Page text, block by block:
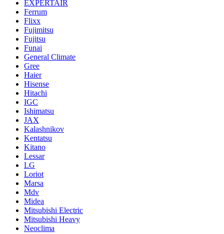
EXPERTAIR
Ferrum
Flixx
Fujimitsu
Fujitsu
Funai
General Climate
Gree
Haier
Hisense
Hitachi
IGC
Ishimatsu
JAX
Kalashnikov
Kentatsu
Kitano
Lessar
LG
Loriot
Marsa
Mdv
Midea
Mitsubishi Electric
Mitsubishi Heavy
Neoclima